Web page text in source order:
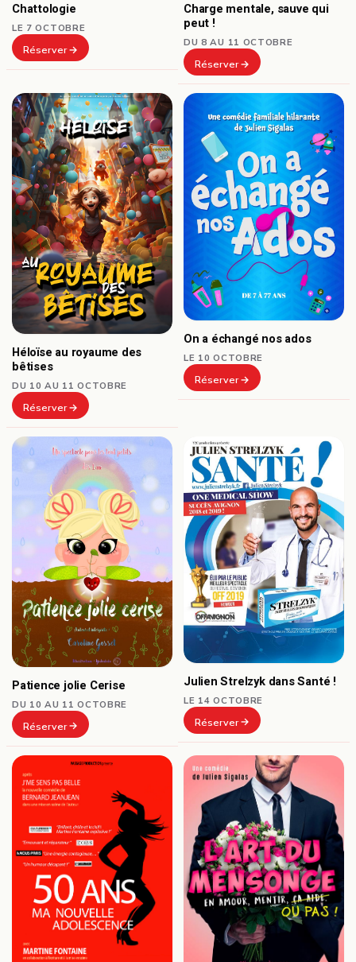
Chattologie
LE 7 OCTOBRE
Réserver
Charge mentale, sauve qui
peut !
DU 8 AU 11 OCTOBRE
Réserver
Héloïse au royaume des
bêtises
DU 10 AU 11 OCTOBRE
Réserver
On a échangé nos ados
LE 10 OCTOBRE
Réserver
Patience jolie Cerise
DU 10 AU 11 OCTOBRE
Réserver
Julien Strelzyk dans Santé !
LE 14 OCTOBRE
Réserver